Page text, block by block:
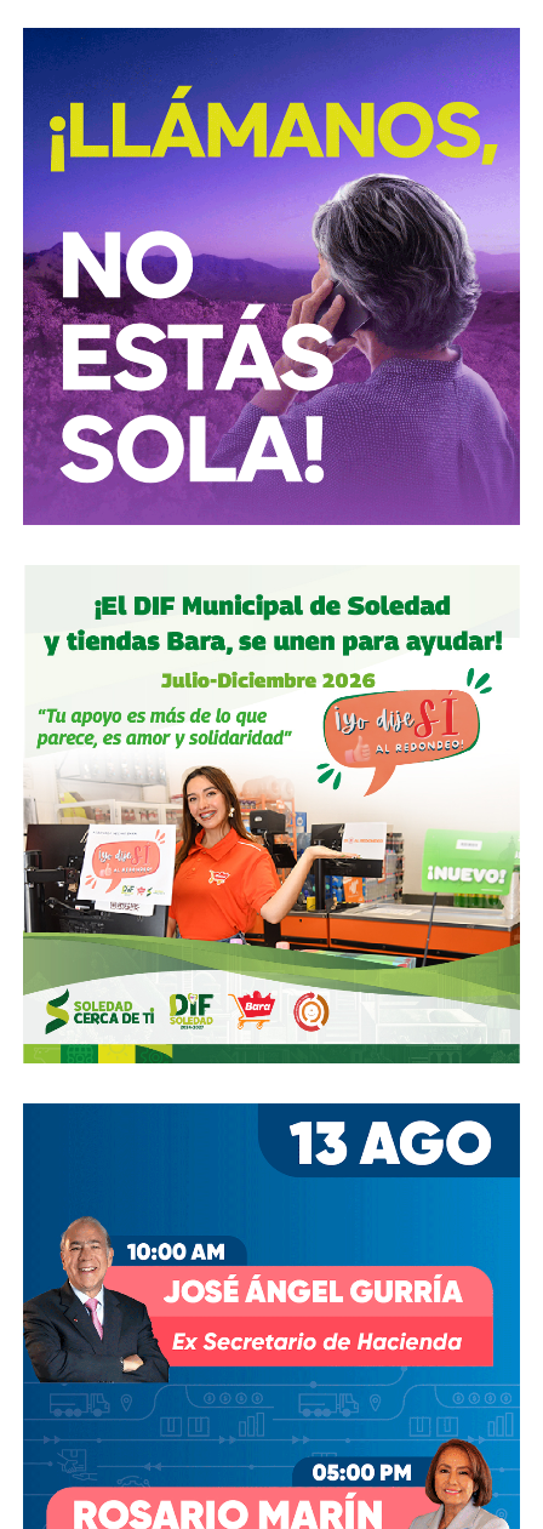
procesamiento ilegal de hidrocarburos.
Según la institución, el desmantelamiento de estos
centros clandestinos representa un golpe a las
estructuras logísticas y financieras dedicadas al mercado
ilícito de combustibles, una actividad que genera pérdidas
millonarias para el Estado y representa riesgos para la
infraestructura energética nacional.
Las autoridades señalaron que las investigaciones
continúan para identificar a las personas responsables de
operar estos inmuebles, así como las posibles redes
criminales relacionadas con el procesamiento y
distribución ilegal de combustibles.
También lee:Tangamanga prevé refuerzo con Guardia Civil
tras dos su1c1d10s